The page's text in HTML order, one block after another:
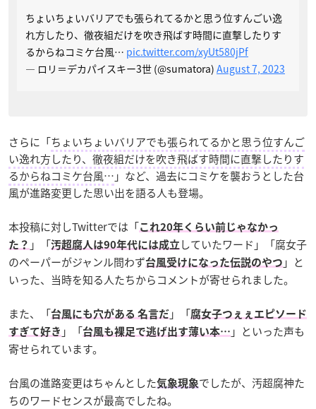
ちょいちょいバリアでも張られてるかと思う位すんごい逸
れ方したり、徹夜組だけを吹き飛ばす時間に直撃したりす
るからねコミケ台風… pic.twitter.com/xyUt580jPf
— ロリ＝デカパイスキー3世 (@sumatora) August 7, 2023
さらに「ちょいちょいバリアでも張られてるかと思う位すんご
い逸れ方したり、徹夜組だけを吹き飛ばす時間に直撃したりす
るからねコミケ台風… 」など、過去にコミケを襲おうとした台
風が進路変更した思い出を語る人も登場。
本投稿に対しTwitterでは「これ20年くらい前じゃなかっ
た？ 」「汚超腐人は90年代には成立 していたワード」「腐女子
のペーパーがジャンル問わず台風受けになった伝説のやつ 」と
いった、当時を知る人たちからコメントが寄せられました。
また、「台風にも穴がある 名言だ 」「腐女子つぇぇエピソード
すぎて好き 」「台風も裸足で逃げ出す薄い本… 」といった声も
寄せられています。
台風の進路変更はちゃんとした気象現象でしたが、汚超腐神た
ちのワードセンスが最高でしたね。